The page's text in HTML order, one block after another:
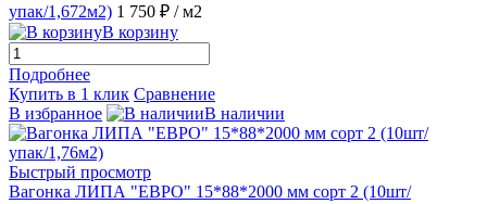
упак/1,672м2) 1 750 ₽ / м2
В корзину
Подробнее
Купить в 1 клик Сравнение
В избранное
В наличии
Быстрый просмотр
Вагонка ЛИПА "ЕВРО" 15*88*2000 мм сорт 2 (10шт/